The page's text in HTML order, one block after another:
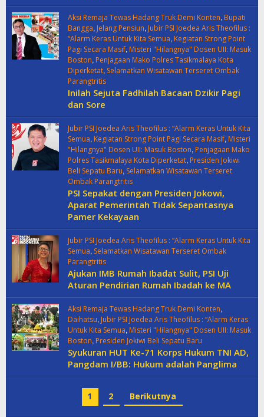
Aksi Remaja Tewas Hadang Truk Demi Konten, Bupati
Bangga, Jelang Pensiun, Jubir PSI Joedea Aris Theofilus :
“Alarm Keras Untuk Kita Semua, Kegiatan Strong Point
Pagi Secara Masif, Misteri "Hilangnya" Dosen UII: Masuk
Boston, Penjagaan Mako Polres Tasikmalaya Kota
Diperketat, Selamatkan Wisatawan Terseret Ombak
Parangtritis
Inilah Sejuta Fadhilah Bacaan Dzikir Pagi
dan Sore
Jubir PSI Joedea Aris Theofilus : “Alarm Keras Untuk Kita
Semua, Kegiatan Strong Point Pagi Secara Masif, Misteri
"Hilangnya" Dosen UII: Masuk Boston, Penjagaan Mako
Polres Tasikmalaya Kota Diperketat, Presiden Jokiwi
Beli Sepatu Baru, Selamatkan Wisatawan Terseret
Ombak Parangtritis
PSI Sepakat dengan Presiden Jokowi,
Aparat Pemerintah Tidak Sepantasnya
Pamer Kekayaan
Jubir PSI Joedea Aris Theofilus : “Alarm Keras Untuk Kita
Semua, Selamatkan Wisatawan Terseret Ombak
Parangtritis
Ajukan IMB Rumah Ibadat Sulit, PSI Uji
Aturan Pendirian Rumah Ibadah ke MA
Aksi Remaja Tewas Hadang Truk Demi Konten,
Daihatsu, Jubir PSI Joedea Aris Theofilus : “Alarm Keras
Untuk Kita Semua, Misteri "Hilangnya" Dosen UII: Masuk
Boston, Presiden Jokiwi Beli Sepatu Baru
Syukuran HUT Ke-71 Korps Hukum TNI AD,
Pangdam I/BB: Hukum adalah Panglima
1 2 Berikutnya